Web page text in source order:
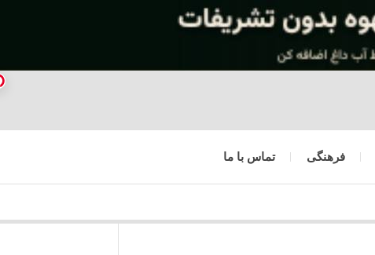
فرهنگی تماس با ما